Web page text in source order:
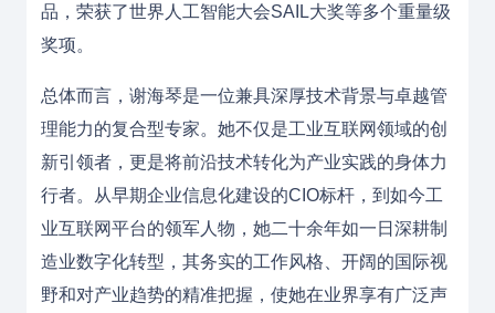
品，荣获了世界人工智能大会SAIL大奖等多个重量级
奖项。
总体而言，谢海琴是一位兼具深厚技术背景与卓越管
理能力的复合型专家。她不仅是工业互联网领域的创
新引领者，更是将前沿技术转化为产业实践的身体力
行者。从早期企业信息化建设的CIO标杆，到如今工
业互联网平台的领军人物，她二十余年如一日深耕制
造业数字化转型，其务实的工作风格、开阔的国际视
野和对产业趋势的精准把握，使她在业界享有广泛声